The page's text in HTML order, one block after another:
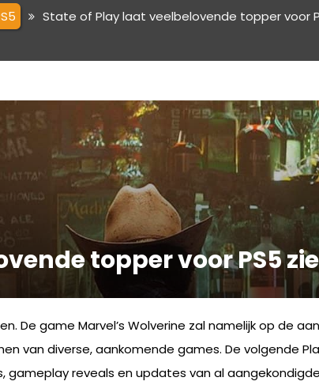
State of Play laat veelbelovende topper voor
topper voor PS5
De game Marvel’s Wolverine zal namelijk op de
van diverse, aankomende games. De volgende
reveals en updates van al